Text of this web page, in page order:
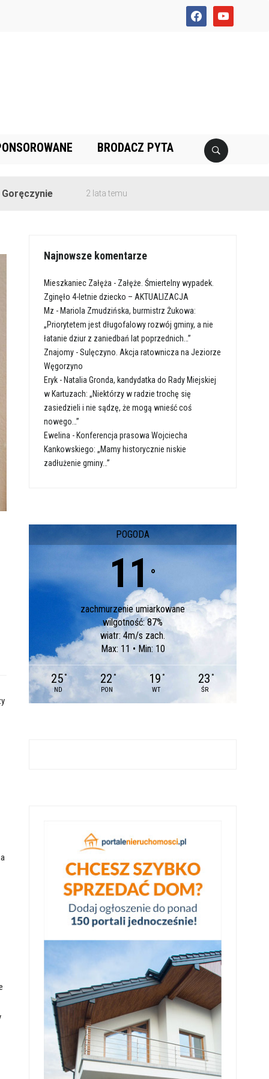
facebookyoutube
BRODACZ PYTA
2 lata temu
Najnowsze komentarze
Mieszkaniec Załęża - Załęże. Śmiertelny wypadek.
Zginęło 4-letnie dziecko – AKTUALIZACJA
Mz - Mariola Zmudzińska, burmistrz Żukowa:
„Priorytetem jest długofalowy rozwój gminy, a nie
łatanie dziur z zaniedbań lat poprzednich…”
Znajomy -Sulęczyno. Akcja ratownicza na Jeziorze
Węgorzyno
Eryk - Natalia Gronda, kandydatka do Rady Miejskiej
w Kartuzach: „Niektórzy w radzie trochę się
zasiedzieli i nie sądzę, że mogą wnieść coś
nowego…”
Ewelina - Konferencja prasowa Wojciecha
Kankowskiego: „Mamy historycznie niskie
zadłużenie gminy…”
POGODA
11 °
zachmurzenie umiarkowane
wilgotność: 87%
wiatr: 4m/s zach.
Max: 11 • Min: 10
25 °
ND
22 °
PON
19 °
WT
23 °
ŚR